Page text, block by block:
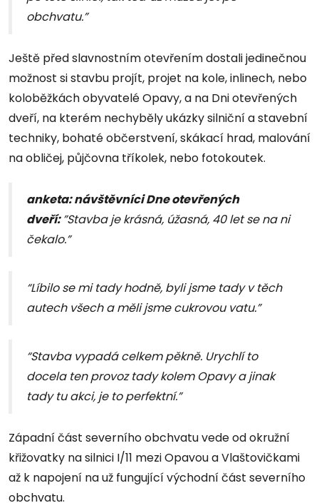
obchvatu.”
Ještě před slavnostním otevřením dostali jedinečnou
možnost si stavbu projít, projet na kole, inlinech, nebo
koloběžkách obyvatelé Opavy, a na Dni otevřených
dveří, na kterém nechyběly ukázky silniční a stavební
techniky, bohaté občerstvení, skákací hrad, malování
na obličej, půjčovna tříkolek, nebo fotokoutek.
anketa: návštěvníci Dne otevřených
dveří:”Stavba je krásná, úžasná, 40 let se na ni
čekalo.”
“Líbilo se mi tady hodně, byli jsme tady v těch
autech všech a měli jsme cukrovou vatu.”
“Stavba vypadá celkem pěkně. Urychlí to
docela ten provoz tady kolem Opavy a jinak
tady tu akci, je to perfektní.”
Západní část severního obchvatu vede od okružní
křižovatky na silnici I/11 mezi Opavou a Vlaštovičkami
až k napojení na už fungující východní část severního
obchvatu.